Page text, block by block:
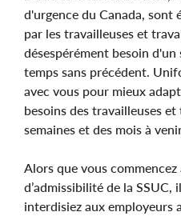
d'urgence du Canada, sont
par les travailleuses et
désespérément besoin
temps sans précédent.
avec vous pour mieux
besoins des travailleuses
semaines et des mois à
Alors que vous
d’admissibilité de la
interdisiez aux employeurs